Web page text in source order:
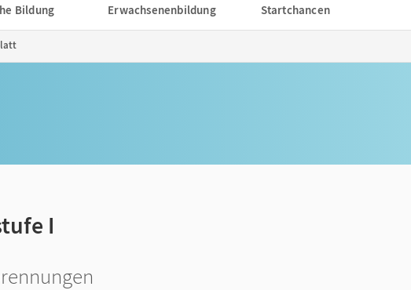
Bildung Erwachsenenbildung Startchancen
I